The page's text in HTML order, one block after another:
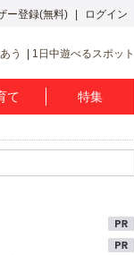
ー登録(無料) ログイン
う 1日中遊べるスポット
て 特集